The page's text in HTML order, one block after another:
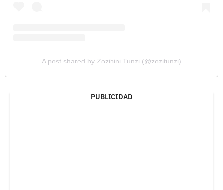
A post shared by Zozibini Tunzi (@zozitunzi)
PUBLICIDAD